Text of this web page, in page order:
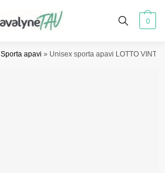
0
Sporta apavi » Unisex sporta apavi LOTTO